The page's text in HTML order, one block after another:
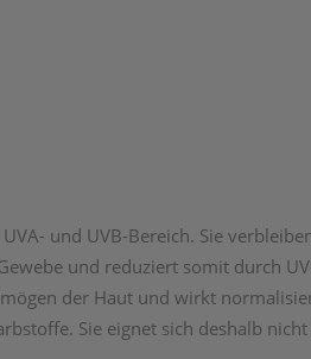
und UVB-Bereich. Sie
und reduziert somit durch
der Haut und wirkt
Sie eignet sich deshalb